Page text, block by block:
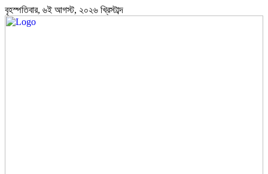
বৃহস্পতিবার, ৬ই আগস্ট, ২০২৬ খ্রিস্টাব্দ